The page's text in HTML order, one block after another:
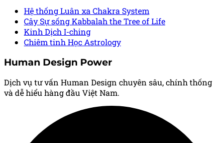
Hệ thống Luân xa Chakra System
Cây Sự sốngKabbalah the Tree of Life
Kinh Dịch I-ching
Chiêm tinh Học Astrology
Human Design Power
Dịch vụ tư vấn Human Design chuyên sâu, chính thống
và dễ hiểu hàng đầu Việt Nam.